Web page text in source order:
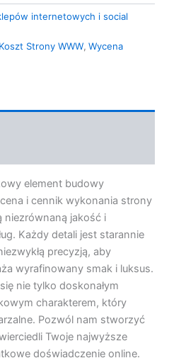
internetowych i social
Koszt Strony WWW, Wycena
element budowy
i cennik wykonania strony
niezrównaną jakość i
Każdy detali jest starannie
precyzją, aby
wyrafinowany smak i luksus.
nie tylko doskonałym
charakterem, który
Pozwól nam stworzyć
Twoje najwyższe
doświadczenie online.